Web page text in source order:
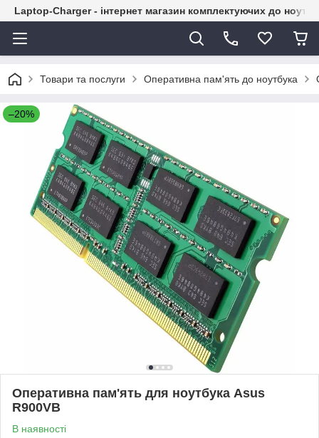
Laptop-Charger - інтернет магазин комплектуючих до
Товари та послуги Оперативна пам'ять до ноутбука
–20%
Оперативна пам'ять для ноутбука Asus
R900VB
В наявності